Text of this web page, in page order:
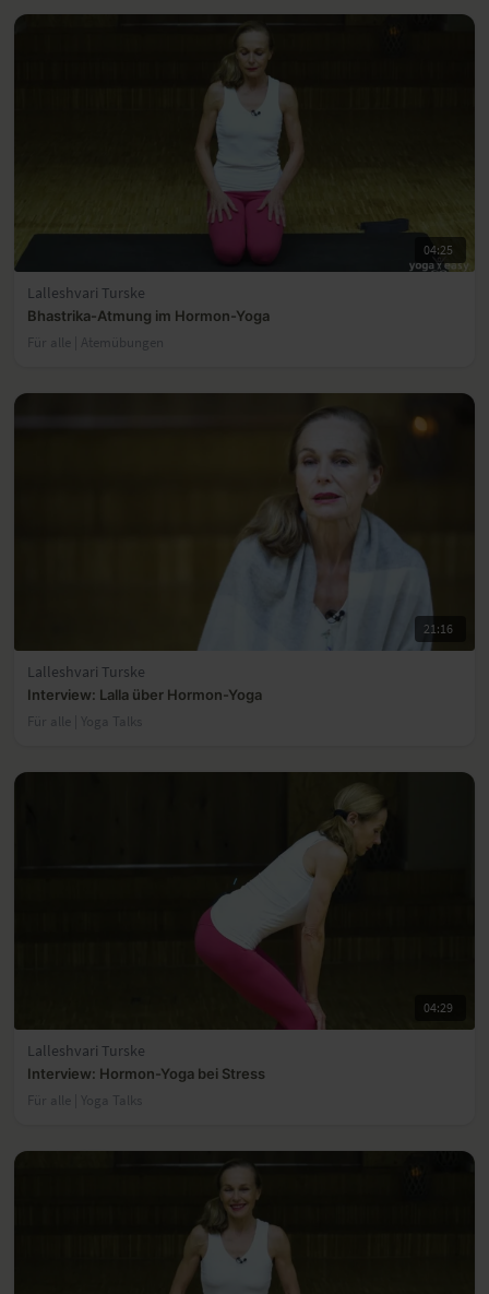
04:25
Lalleshvari Turske
Bhastrika-Atmung im Hormon-Yoga
Für alle | Atemübungen
21:16
Lalleshvari Turske
Interview: Lalla über Hormon-Yoga
Für alle | Yoga Talks
04:29
Lalleshvari Turske
Interview: Hormon-Yoga bei Stress
Für alle | Yoga Talks